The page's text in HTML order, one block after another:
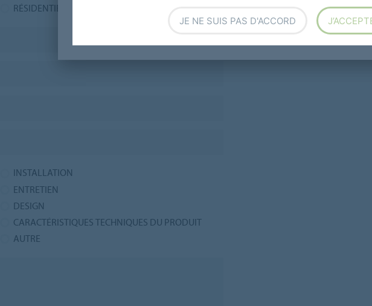
RÉSIDENTIEL
INSTALLATION
ENTRETIEN
DESIGN
CARACTÉRISTIQUES TECHNIQUES DU PRODUIT
AUTRE
JE NE SUIS PAS D'ACCORD